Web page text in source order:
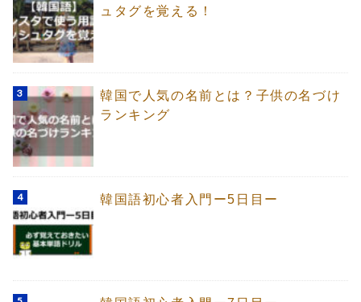
ュタグを覚える！
韓国で人気の名前とは？子供の名づけ
ランキング
韓国語初心者入門ー5日目ー